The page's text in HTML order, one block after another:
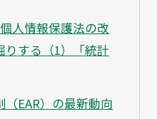
人情報保護法の改
りする（1）「統計
EAR）の最新動向